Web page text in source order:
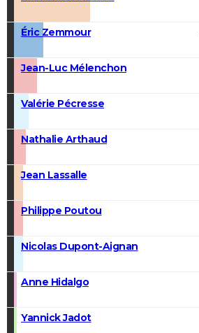
Éric Zemmour
Jean-Luc Mélenchon
Valérie Pécresse
Nathalie Arthaud
Jean Lassalle
Philippe Poutou
Nicolas Dupont-Aignan
Anne Hidalgo
Yannick Jadot